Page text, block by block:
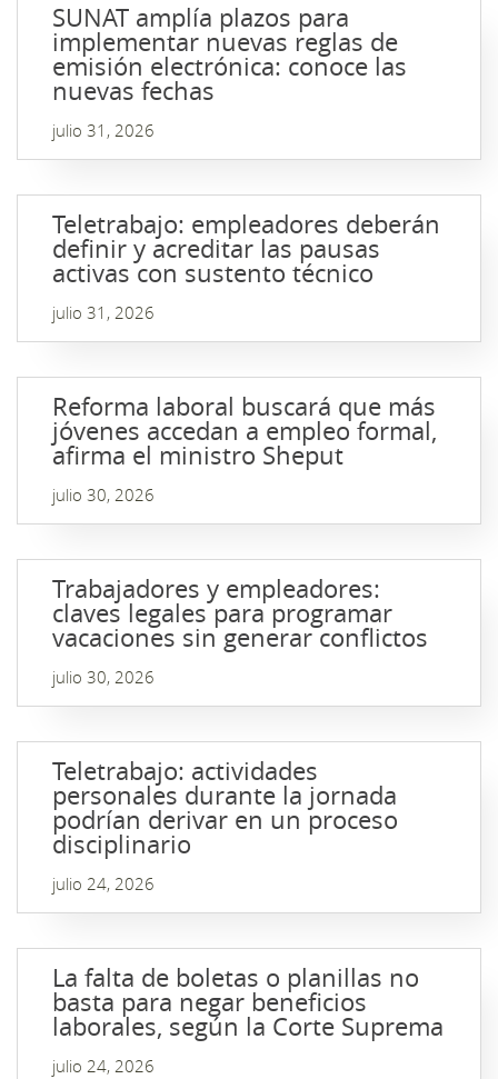
SUNAT amplía plazos para
implementar nuevas reglas de
emisión electrónica: conoce las
nuevas fechas
julio 31, 2026
Teletrabajo: empleadores deberán
definir y acreditar las pausas
activas con sustento técnico
julio 31, 2026
Reforma laboral buscará que más
jóvenes accedan a empleo formal,
afirma el ministro Sheput
julio 30, 2026
Trabajadores y empleadores:
claves legales para programar
vacaciones sin generar conflictos
julio 30, 2026
Teletrabajo: actividades
personales durante la jornada
podrían derivar en un proceso
disciplinario
julio 24, 2026
La falta de boletas o planillas no
basta para negar beneficios
laborales, según la Corte Suprema
julio 24, 2026